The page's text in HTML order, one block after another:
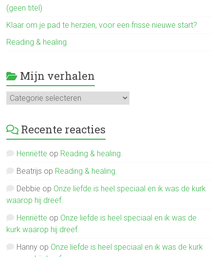
(geen titel)
Klaar om je pad te herzien, voor een frisse nieuwe start?
Reading & healing.
Mijn verhalen
Mijn
verhalen
Recente reacties
Henriëtte op Reading & healing.
Beatrijs op Reading & healing.
Debbie op Onze liefde is heel speciaal en ik was de kurk
waarop hij dreef.
Henriëtte op Onze liefde is heel speciaal en ik was de
kurk waarop hij dreef.
Hanny op Onze liefde is heel speciaal en ik was de kurk